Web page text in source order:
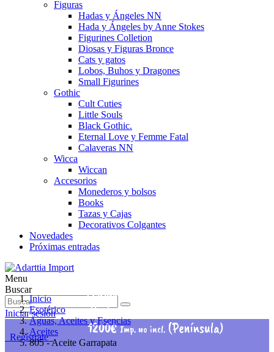
Figuras
Hadas y Ángeles NN
Hada y Ángeles by Anne Stokes
Figurines Colletion
Diosas y Figuras Bronce
Cats y gatos
Lobos, Buhos y Dragones
Small Figurines
Gothic
Cult Cuties
Little Souls
Black Gothic.
Eternal Love y Femme Fatal
Calaveras NN
Wicca
Wiccan
Accesorios
Monederos y bolsos
Books
Tazas y Cajas
Decorativos Colgantes
Novedades
Próximas entradas
Menu
Buscar
Iniciar sesión
Regístrate
Pedido mínimo 60€
Portes pagados a partir de
1200€Imp. no incl. (Península)
Inicio
Esotérico
Aguas, Aceites y Esencias
Aceites
805 - Aceite Garrapata